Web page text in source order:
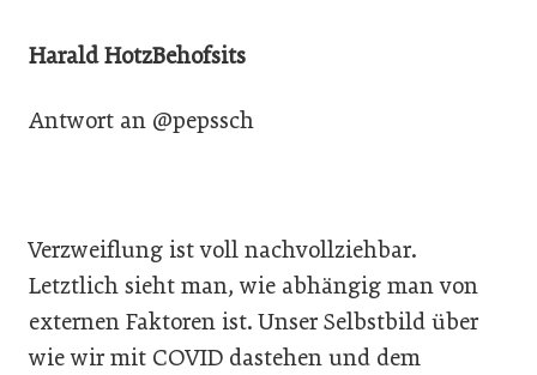
Harald HotzBehofsits
Antwort an @pepssch
Verzweiflung ist voll nachvollziehbar.
Letztlich sieht man, wie abhängig man von
externen Faktoren ist. Unser Selbstbild über
wie wir mit COVID dastehen und dem